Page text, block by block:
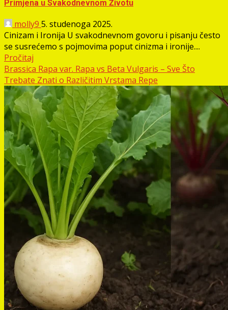
Primjena u Svakodnevnom Životu
molly9 5. studenoga 2025.
Cinizam i Ironija U svakodnevnom govoru i pisanju često
se susrećemo s pojmovima poput cinizma i ironije....
Pročitaj
Brassica Rapa var. Rapa vs Beta Vulgaris – Sve Što
Trebate Znati o Različitim Vrstama Repe